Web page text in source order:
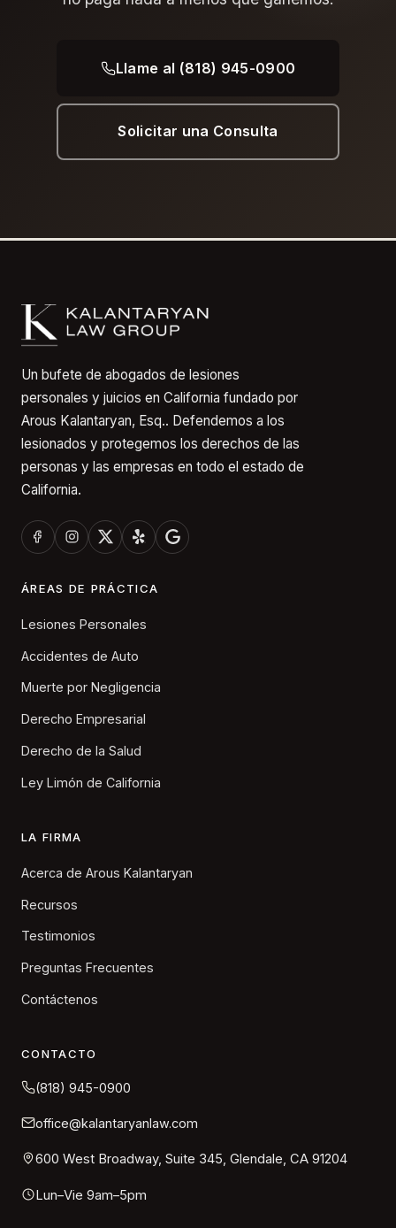
Llame al (818) 945-0900
Solicitar una Consulta
Un bufete de abogados de lesiones
personales y juicios en California fundado por
Arous Kalantaryan, Esq.. Defendemos a los
lesionados y protegemos los derechos de las
personas y las empresas en todo el estado de
California.
ÁREAS DE PRÁCTICA
Lesiones Personales
Accidentes de Auto
Muerte por Negligencia
Derecho Empresarial
Derecho de la Salud
Ley Limón de California
LA FIRMA
Acerca de Arous Kalantaryan
Recursos
Testimonios
Preguntas Frecuentes
Contáctenos
CONTACTO
(818) 945-0900
office@kalantaryanlaw.com
600 West Broadway, Suite 345, Glendale, CA 91204
Lun–Vie 9am–5pm